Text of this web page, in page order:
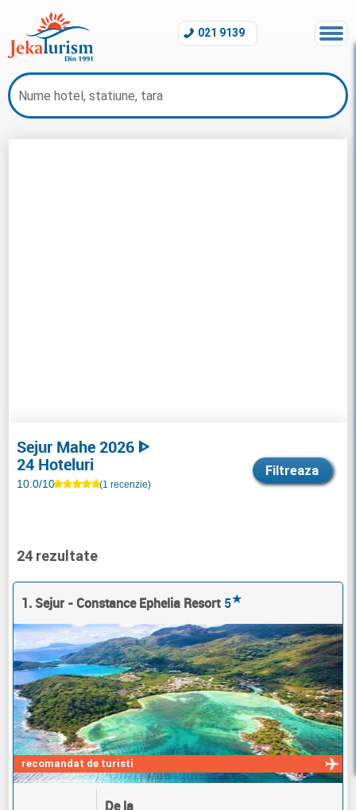
021 9139
24 rezultate
1. Sejur - Constance Ephelia Resort 5★
recomandat de turisti
De la
Sejur Mahe 2026 ᐈ
24 Hoteluri
10.0/10 (1 recenzie)
Filtreaza